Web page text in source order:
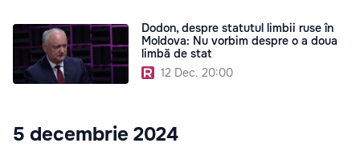
Dodon, despre statutul limbii ruse în
Moldova: Nu vorbim despre o a doua
limbă de stat
12 Dec. 20:00
5 decembrie 2024